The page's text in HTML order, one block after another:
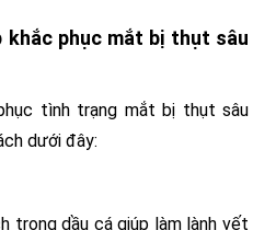
khắc phục mắt bị thụt sâu
tình trạng mắt bị thụt sâu
dưới đây:
trong dầu cá giúp làm lành vết